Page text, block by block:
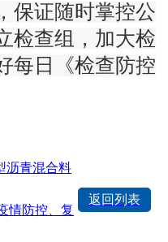
保证随时掌控公
检查组，加大检
每日《检查防控
沥青混合料
情防控、复
返回列表